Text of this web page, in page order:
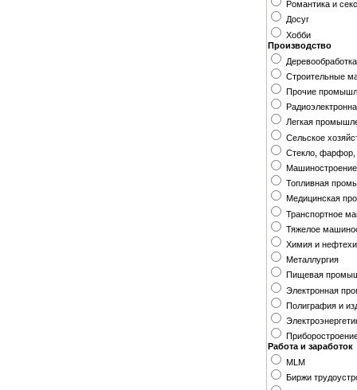
Романтика и
Досуг
Хобби
Производство
Деревообработка
Строительные
Прочие
Легкая
Сельское
Стекло,
Топливная
Медицинская
Транспортное
Тяжелое
Химия и
Металлургия
Пищевая
Электронная
Полиграфия и
Работа и заработок
MLM
Биржи